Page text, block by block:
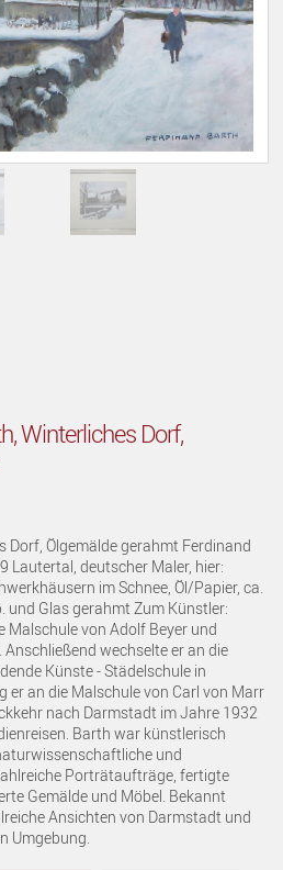
Winterliches Dorf,
Dorf, Ölgemälde gerahmt Ferdinand
Lautertal, deutscher Maler, hier:
im Schnee, Öl/Papier, ca.
und Glas gerahmt Zum Künstler:
Malschule von Adolf Beyer und
wechselte er an die
Künste - Städelschule in
er an die Malschule von Carl von Marr
nach Darmstadt im Jahre 1932
Barth war künstlerisch
und
Porträtaufträge, fertigte
Gemälde und Möbel. Bekannt
Ansichten von Darmstadt und
Umgebung.